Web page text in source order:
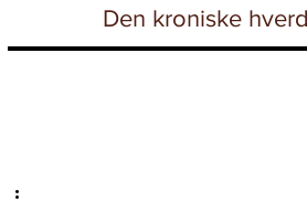
Den kroniske